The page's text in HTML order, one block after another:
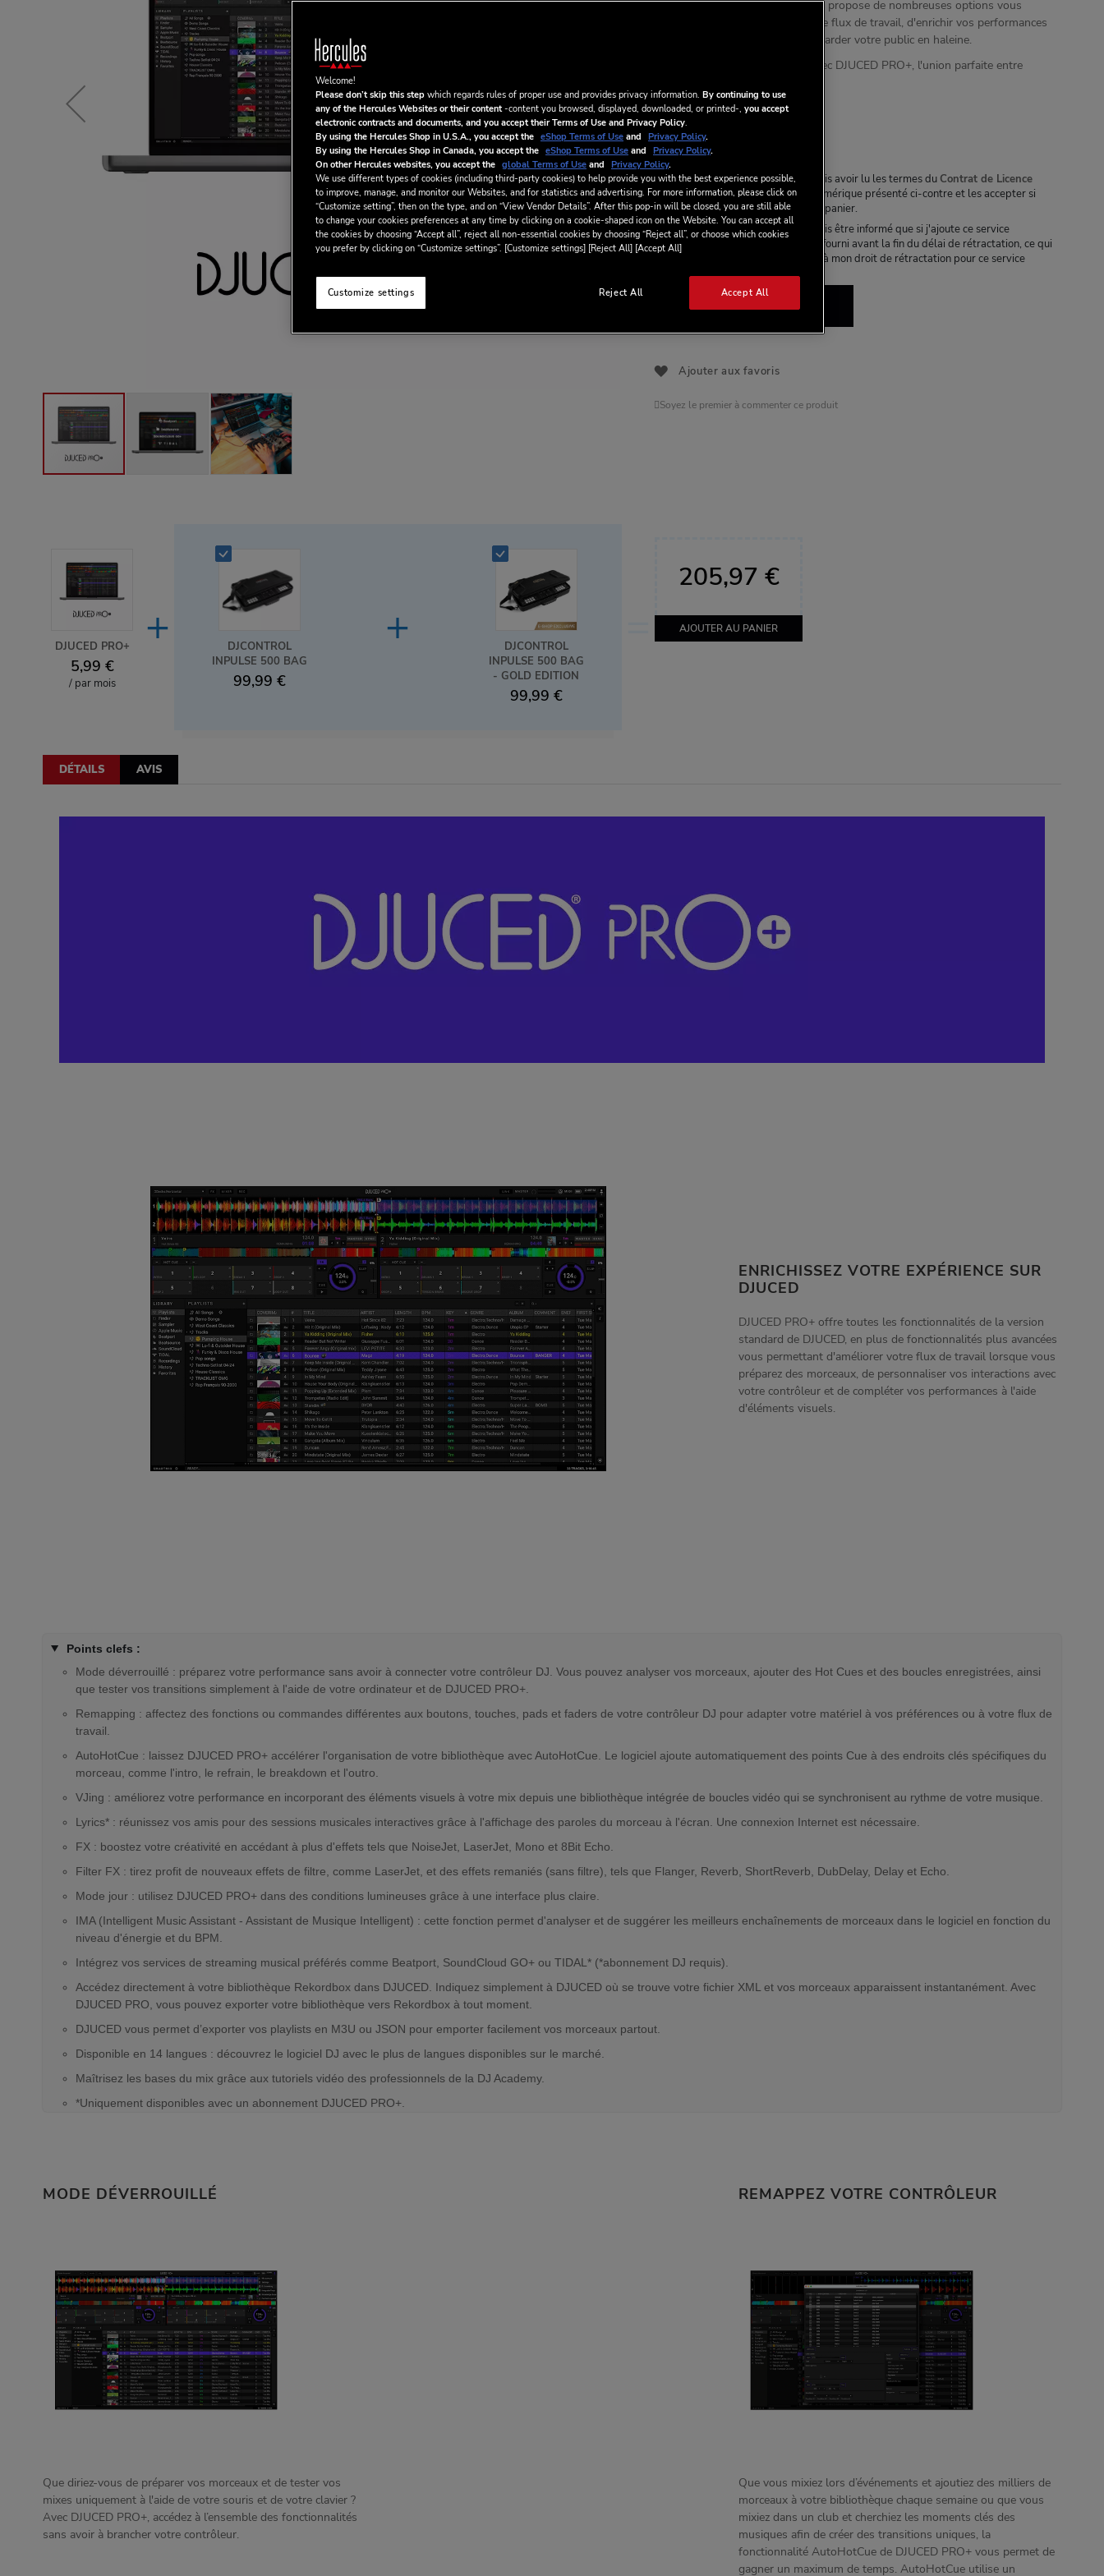
aux DJ de tous niveaux, le logiciel propose de nombreuses options vous
permettant de personnaliser votre flux de travail, d'enrichir vos performances
avec des éléments visuels et de garder votre public en haleine.
Améliorez votre expérience DJ avec DJUCED PRO+, l'union parfaite entre
5,99 €
En cochant cette case, je reconnais avoir lu les termes du Contrat de Licence
Utilisateurapplicable au service numérique présenté ci-contre et les accepter si
j'ajoute ce service numérique à mon panier.
En cochant cette case, je reconnais être informé que si j'ajoute ce service
numérique à mon panier, il me sera fourni avant la fin du délai de rétractation, ce qui
entraînera renonciation irrévocable à mon droit de rétractation pour ce service
numérique.
AJOUTER AU PANIER
Ajouter aux favoris
Soyez le premier à commenter ce produit
DJUCED PRO+
5,99 €
/ par mois
+
DJCONTROL
INPULSE 500 BAG
99,99 €
+
DJCONTROL
INPULSE 500 BAG
- GOLD EDITION
99,99 €
205,97 €
AJOUTER AU PANIER
DÉTAILS
ENRICHISSEZ VOTRE EXPÉRIENCE SUR
DJUCED
DJUCED PRO+ offre toutes les fonctionnalités de la version
standard de DJUCED, en plus de fonctionnalités plus avancées
vous permettant d'améliorer votre flux de travail lorsque vous
préparez des morceaux, de personnaliser vos interactions avec
votre contrôleur et de compléter vos performances à l'aide
d'éléments visuels.
Points clefs :
Mode déverrouillé : préparez votre performance sans avoir à connecter votre contrôleur DJ. Vous pouvez analyser vos morceaux, ajouter des Hot Cues et des boucles enregistrées, ainsi
que tester vos transitions simplement à l'aide de votre ordinateur et de DJUCED PRO+.
Remapping : affectez des fonctions ou commandes différentes aux boutons, touches, pads et faders de votre contrôleur DJ pour adapter votre matériel à vos préférences ou à votre flux de
travail.
AutoHotCue : laissez DJUCED PRO+ accélérer l'organisation de votre bibliothèque avec AutoHotCue. Le logiciel ajoute automatiquement des points Cue à des endroits clés spécifiques du
morceau, comme l'intro, le refrain, le breakdown et l'outro.
VJing : améliorez votre performance en incorporant des éléments visuels à votre mix depuis une bibliothèque intégrée de boucles vidéo qui se synchronisent au rythme de votre musique.
Lyrics* : réunissez vos amis pour des sessions musicales interactives grâce à l'affichage des paroles du morceau à l'écran. Une connexion Internet est nécessaire.
FX : boostez votre créativité en accédant à plus d'effets tels que NoiseJet, LaserJet, Mono et 8Bit Echo.
Filter FX : tirez profit de nouveaux effets de filtre, comme LaserJet, et des effets remaniés (sans filtre), tels que Flanger, Reverb, ShortReverb, DubDelay, Delay et Echo.
Mode jour : utilisez DJUCED PRO+ dans des conditions lumineuses grâce à une interface plus claire.
IMA (Intelligent Music Assistant - Assistant de Musique Intelligent) : cette fonction permet d'analyser et de suggérer les meilleurs enchaînements de morceaux dans le logiciel en fonction du
niveau d'énergie et du BPM.
Intégrez vos services de streaming musical préférés comme Beatport, SoundCloud GO+ ou TIDAL* (*abonnement DJ requis).
Accédez directement à votre bibliothèque Rekordbox dans DJUCED. Indiquez simplement à DJUCED où se trouve votre fichier XML et vos morceaux apparaissent instantanément. Avec
DJUCED PRO, vous pouvez exporter votre bibliothèque vers Rekordbox à tout moment.
DJUCED vous permet d’exporter vos playlists en M3U ou JSON pour emporter facilement vos morceaux partout.
Disponible en 14 langues : découvrez le logiciel DJ avec le plus de langues disponibles sur le marché.
Maîtrisez les bases du mix grâce aux tutoriels vidéo des professionnels de la DJ Academy.
*Uniquement disponibles avec un abonnement DJUCED PRO+.
MODE DÉVERROUILLÉ
Que diriez-vous de préparer vos morceaux et de tester vos
mixes uniquement à l'aide de votre souris et de votre clavier ?
Avec DJUCED PRO+, accédez à l’ensemble des fonctionnalités
sans avoir à brancher votre contrôleur.
REMAPPEZ VOTRE CONTRÔLEUR
Que vous mixiez lors d’événements et ajoutiez des milliers de
morceaux à votre bibliothèque chaque semaine ou que vous
mixiez dans un club et cherchiez les moments clés des
musiques afin de créer des transitions uniques, la
fonctionnalité AutoHotCue de DJUCED PRO+ vous permet de
gagner un maximum de temps. AutoHotCue utilise un
AVIS
Welcome!
Please don’t skip this stepwhich regards rules of proper use and provides privacy information. By continuing to use
any of the Hercules Websites or their content-content you browsed, displayed, downloaded, or printed-, you accept
electronic contracts and documents, and you accept their Terms of Use and Privacy Policy.
By using the Hercules Shop in U.S.A., you accept the eShop Terms of Useand Privacy Policy.
By using the Hercules Shop in Canada, you accept the eShop Terms of Useand Privacy Policy.
On other Hercules websites, you accept the global Terms of Useand Privacy Policy.
We use different types of cookies (including third-party cookies) to help provide you with the best experience possible,
to improve, manage, and monitor our Websites, and for statistics and advertising. For more information, please click on
“Customize setting”, then on the type, and on “View Vendor Details”. After this pop-in will be closed, you are still able
to change your cookies preferences at any time by clicking on a cookie-shaped icon on the Website. You can accept all
the cookies by choosing “Accept all”, reject all non-essential cookies by choosing “Reject all”, or choose which cookies
you prefer by clicking on “Customize settings”. [Customize settings] [Reject All] [Accept All]
Reject All Accept All
Customize settings